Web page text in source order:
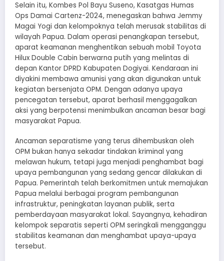
Selain itu, Kombes Pol Bayu Suseno, Kasatgas Humas
Ops Damai Cartenz-2024, menegaskan bahwa Jemmy
Magai Yogi dan kelompoknya telah merusak stabilitas di
wilayah Papua. Dalam operasi penangkapan tersebut,
aparat keamanan menghentikan sebuah mobil Toyota
Hilux Double Cabin berwarna putih yang melintas di
depan Kantor DPRD Kabupaten Dogiyai. Kendaraan ini
diyakini membawa amunisi yang akan digunakan untuk
kegiatan bersenjata OPM. Dengan adanya upaya
pencegatan tersebut, aparat berhasil menggagalkan
aksi yang berpotensi menimbulkan ancaman besar bagi
masyarakat Papua.
Ancaman separatisme yang terus dihembuskan oleh
OPM bukan hanya sekadar tindakan kriminal yang
melawan hukum, tetapi juga menjadi penghambat bagi
upaya pembangunan yang sedang gencar dilakukan di
Papua. Pemerintah telah berkomitmen untuk memajukan
Papua melalui berbagai program pembangunan
infrastruktur, peningkatan layanan publik, serta
pemberdayaan masyarakat lokal. Sayangnya, kehadiran
kelompok separatis seperti OPM seringkali mengganggu
stabilitas keamanan dan menghambat upaya-upaya
tersebut.